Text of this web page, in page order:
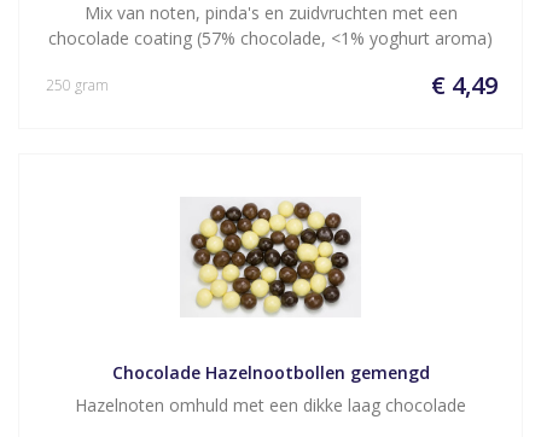
Mix van noten, pinda's en zuidvruchten met een
chocolade coating (57% chocolade, <1% yoghurt aroma)
€ 4,49
250 gram
Chocolade Hazelnootbollen gemengd
Hazelnoten omhuld met een dikke laag chocolade